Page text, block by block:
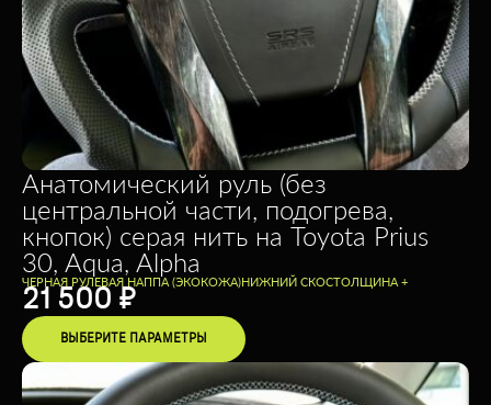
Анатомический руль (без
центральной части, подогрева,
кнопок) серая нить на Toyota Prius
30, Aqua, Alpha
ЧЕРНАЯ РУЛЕВАЯ НАППА (ЭКОКОЖА)НИЖНИЙ СКОСТОЛЩИНА +
21 500 ₽
ВЫБЕРИТЕ ПАРАМЕТРЫ